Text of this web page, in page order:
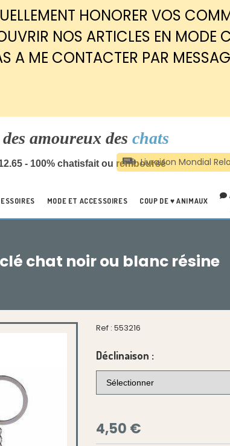
HONORER VOS
NOS ARTICLES EN MODE
A ME CONTACTER PAR
amoureux des chats
- 100% chatisfait ou remboursé
MODE ET ACCESSOIRES COUP DE ♥ ANIMAUX
chat noir ou blanc résine
Ref : 553216
Déclinaison :
4,50 €